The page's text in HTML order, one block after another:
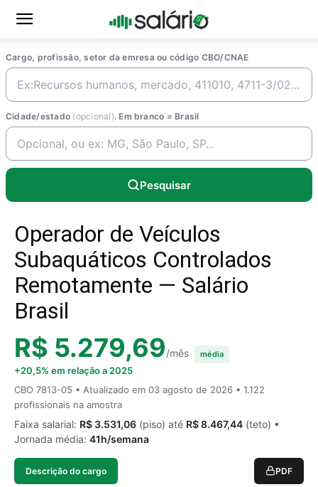
Cargo, profissão, setor da emresa ou código CBO/CNAE
Cidade/estado (opcional). Em branco = Brasil
Pesquisar
Operador de Veículos
Subaquáticos Controlados
Remotamente — Salário
Brasil
R$ 5.279,69/mês média
+20,5% em relação a 2025
CBO 7813-05 • Atualizado em 03 agosto de 2026 • 1.122
profissionais na amostra
Faixa salarial: R$ 3.531,06 (piso) até R$ 8.467,44 (teto) •
Jornada média: 41h/semana
Descrição do cargo PDF